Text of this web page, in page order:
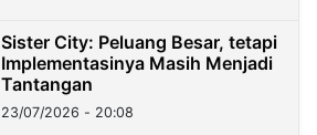
Sister City: Peluang Besar, tetapi
Implementasinya Masih Menjadi
Tantangan
23/07/2026 - 20:08